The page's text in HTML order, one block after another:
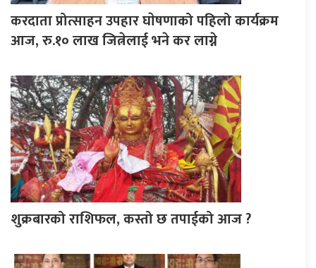
करदाता प्रोत्साहन उपहार घाेषणाको पहिलो कार्यक्रम
आज, रु.१० लाख जित्नेलाई भने कर लाग्ने
शुक्रबारको राशिफल, कस्तो छ तपाईको आज ?